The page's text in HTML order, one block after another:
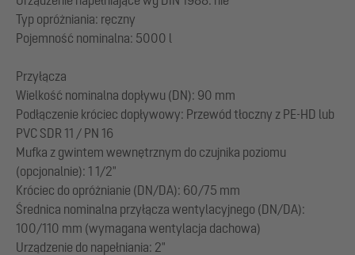
Typ opróżniania: ręczny
Pojemność nominalna: 5000 l
Przyłącza
Wielkość nominalna dopływu (DN): 90 mm
Podłączenie króciec dopływowy: Przewód tłoczny z PE-HD lub
PVC SDR 11 / PN 16
Mufka z gwintem wewnętrznym do czujnika poziomu
(opcjonalnie): 1 1/2"
Króciec do opróżnianie (DN/DA): 60/75 mm
Średnica nominalna przyłącza wentylacyjnego (DN/DA):
100/110 mm (wymagana wentylacja dachowa)
Urządzenie do napełniania: 2"